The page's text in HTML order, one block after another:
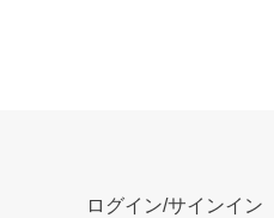
ログイン/サインイン